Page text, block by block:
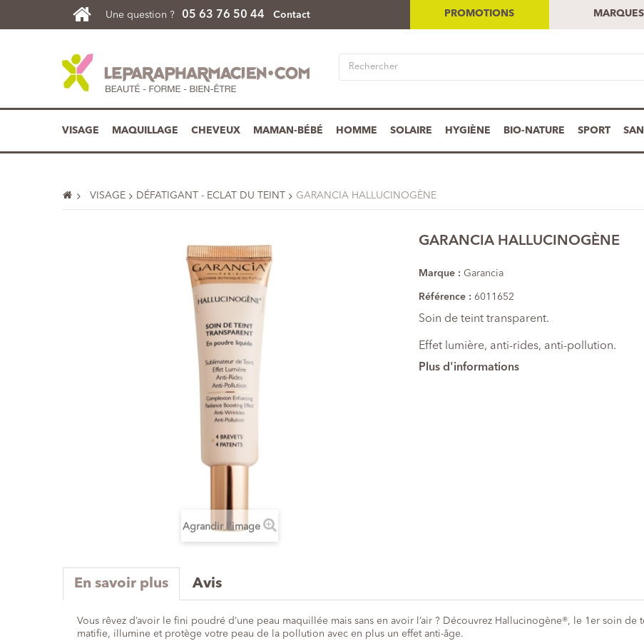
Une question ? 05 63 76 50 44 Contact PROMOTIONS MARQUES
VISAGE MAQUILLAGE CHEVEUX MAMAN-BÉBÉ HOMME SOLAIRE HYGIÈNE BIO-NATURE SPORT
VISAGE DÉFATIGANT - ECLAT DU TEINT GARANCIA HALLUCINOGÈNE
Agrandir l'image
GARANCIA HALLUCINOGÈNE
Marque : Garancia
Référence : 6011652
Soin de teint transparent.
Effet lumière, anti-rides, anti-pollution.
Plus d'informations
En savoir plus Avis
Vous rêvez d’avoir le fini poudré d’une peau maquillée mais sans en avoir l’air ? Découvrez Hallucinogène®, le 1er soin
matifie, illumine et protège votre peau de la pollution avec en plus un effet anti-âge.